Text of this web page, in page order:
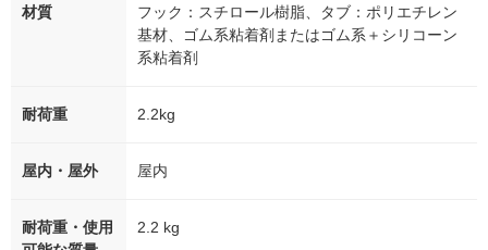
材質
フック：スチロール樹脂、タブ：ポリエチレン
基材、ゴム系粘着剤またはゴム系＋シリコーン
系粘着剤
耐荷重 2.2kg
屋内・屋外 屋内
耐荷重・使用
2.2 kg